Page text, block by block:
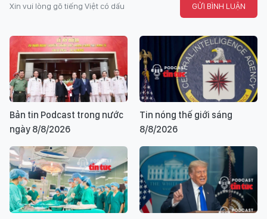
Xin vui lòng gõ tiếng Việt có dấu GỬI BÌNH LUẬN
Bản tin Podcast trong nước
ngày 8/8/2026
Tin nóng thế giới sáng
8/8/2026